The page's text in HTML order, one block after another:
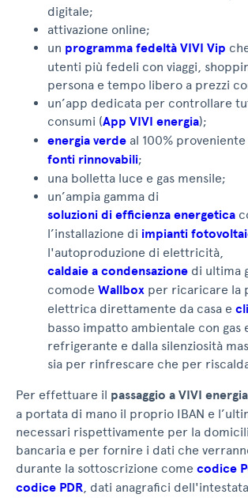
digitale;
attivazione online;
un programma fedeltà VIVI Vip
utenti più fedeli con viaggi,
persona e tempo libero a prezzi
un’app dedicata per controllare
consumi (App VIVI energia);
energia verde al 100%
fonti rinnovabili;
una bolletta luce e gas mensile;
un’ampia gamma di
soluzioni di efficienza energetica
l’installazione di impianti
l'autoproduzione di elettricità,
caldaie a condensazione di ultima
comode Wallbox per ricaricare la
elettrica direttamente da casa e
basso impatto ambientale con gas
refrigerante e dalla silenziosità
sia per rinfrescare che per
Per effettuare il passaggio a VIVI energia
a portata di mano il proprio IBAN e
necessari rispettivamente per la
bancaria e per fornire i dati che
durante la sottoscrizione come codice
codice PDR, dati anagrafici